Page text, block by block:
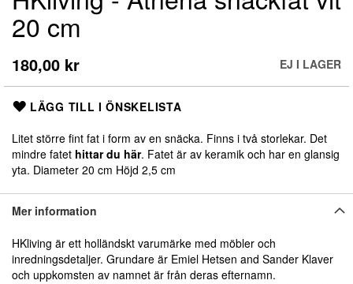
20 cm
180,00 kr EJ I LAGER
LÄGG TILL I ÖNSKELISTA
Litet större fint fat i form av en snäcka. Finns i två storlekar. Det
mindre fatet hittar du här. Fatet är av keramik och har en glansig
yta. Diameter 20 cm Höjd 2,5 cm
till
början
av
bildgalleriet
Mer information
HKliving är ett holländskt varumärke med möbler och
inredningsdetaljer. Grundare är Emiel Hetsen and Sander Klaver
och uppkomsten av namnet är från deras efternamn.